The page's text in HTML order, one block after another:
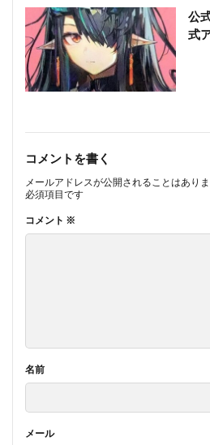
公
式
コメントを書く
メールアドレスが公開されることはありま
必須項目です
コメント ※
名前
メール